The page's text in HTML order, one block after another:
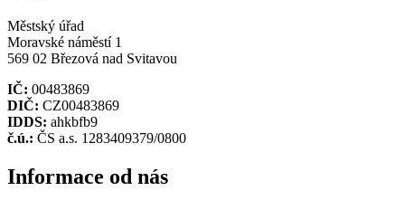
Městský úřad
Moravské náměstí 1
569 02 Březová nad Svitavou
IČ: 00483869
DIČ: CZ00483869
IDDS: ahkbfb9
č.ú.: ČS a.s. 1283409379/0800
Informace od nás